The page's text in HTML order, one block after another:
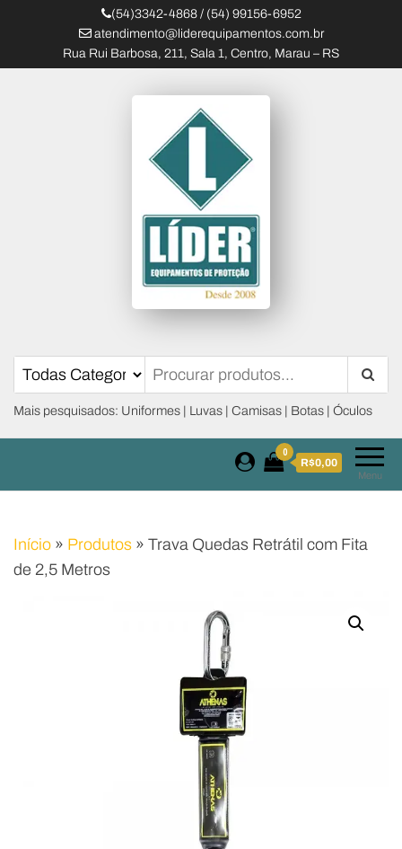
(54)3342-4868 / (54) 99156-6952
atendimento@liderequipamentos.com.br
Rua Rui Barbosa, 211, Sala 1, Centro, Marau – RS
Líder Equipamentos
Mais pesquisados: Uniformes | Luvas | Camisas | Botas | Óculos
Menu
0
R$0,00
Início » Produtos » Trava Quedas Retrátil com Fita
de 2,5 Metros